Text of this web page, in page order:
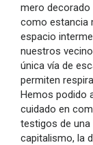
mero decorado
como estancia
espacio
nuestros
única vía de
permiten
Hemos podido
cuidado en
testigos de una
capitalismo, la